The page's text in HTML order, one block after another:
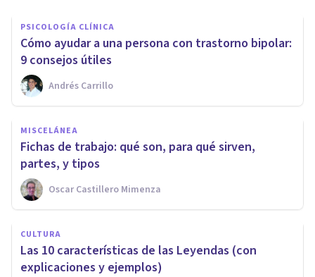
PSICOLOGÍA CLÍNICA
Cómo ayudar a una persona con trastorno bipolar:
9 consejos útiles
Andrés Carrillo
MISCELÁNEA
Fichas de trabajo: qué son, para qué sirven,
partes, y tipos
Oscar Castillero Mimenza
CULTURA
Las 10 características de las Leyendas (con
explicaciones y ejemplos)